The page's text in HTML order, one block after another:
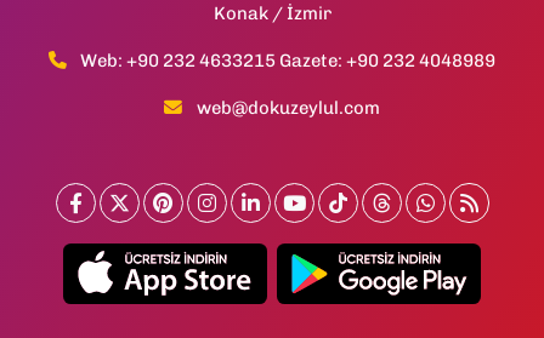
Konak / İzmir
Web: +90 232 4633215 Gazete: +90 232 4048989
web@dokuzeylul.com